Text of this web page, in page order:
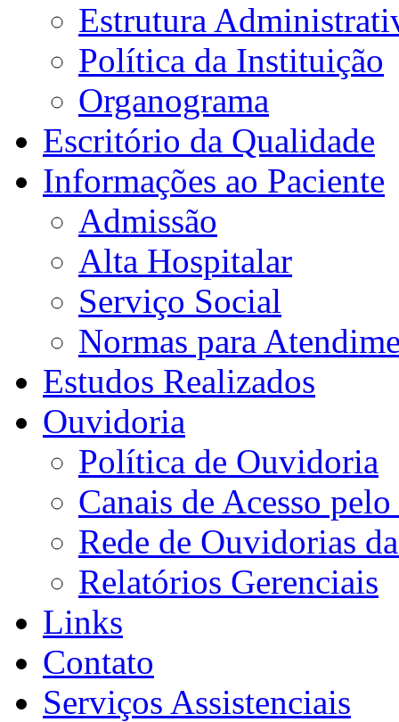
Estrutura
Política da Instituição
Organograma
Escritório da Qualidade
Informações ao Paciente
Admissão
Alta Hospitalar
Serviço Social
Normas para
Estudos Realizados
Ouvidoria
Política de Ouvidoria
Canais de Acesso
Rede de Ouvidorias
Relatórios Gerenciais
Links
Contato
Serviços Assistenciais